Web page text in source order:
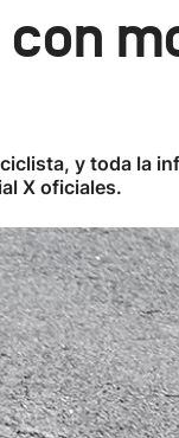
y toda la
X oficiales.